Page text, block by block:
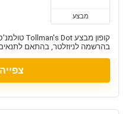
מבצע
בהרשמה לניוזלטר, בהתאם